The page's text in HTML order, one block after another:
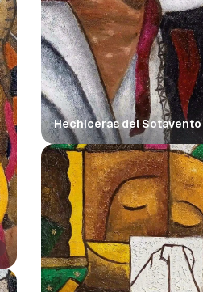
Hechiceras del Sotavento